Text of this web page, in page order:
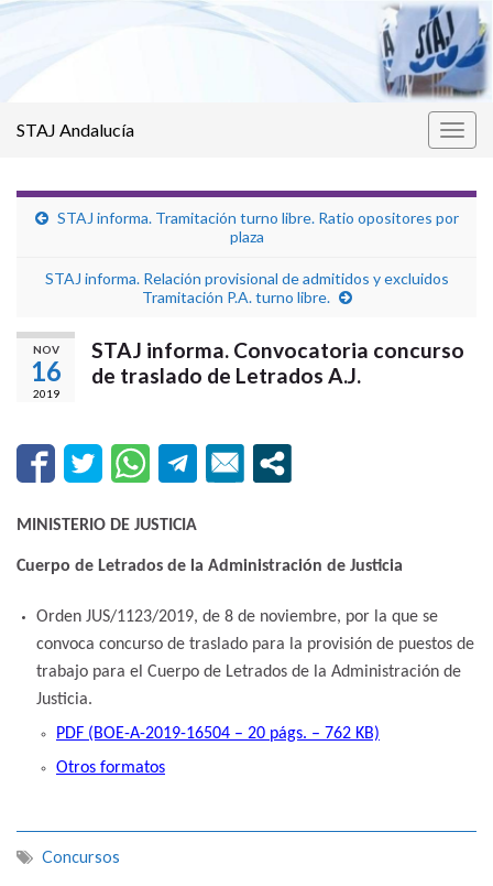
STAJ Andalucía
STAJ informa. Tramitación turno libre. Ratio opositores por
plaza
STAJ informa. Relación provisional de admitidos y excluidos
Tramitación P.A. turno libre.
NOV
16
2019
STAJ informa. Convocatoria concurso
de traslado de Letrados A.J.
MINISTERIO DE JUSTICIA
Cuerpo de Letrados de la Administración de Justicia
Orden JUS/1123/2019, de 8 de noviembre, por la que se
convoca concurso de traslado para la provisión de puestos de
trabajo para el Cuerpo de Letrados de la Administración de
Justicia.
PDF (BOE-A-2019-16504 – 20 págs. – 762 KB)
Otros formatos
Concursos